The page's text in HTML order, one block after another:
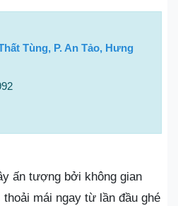
Tùng, P. An Tảo, Hưng
ấn tượng bởi không gian
mái ngay từ lần đầu ghé